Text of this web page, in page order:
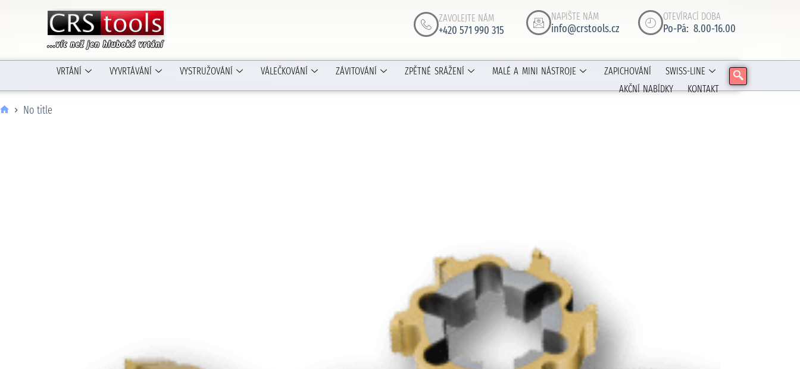
ZAVOLEJTE NÁM
+420 571 990 315
NAPIŠTE NÁM
info@crstools.cz
OTEVÍRACÍ DOBA
Po-Pá: 8.00-16.00
VRTÁNÍ VYVRTÁVÁNÍ VYSTRUŽOVÁNÍ VÁLEČKOVÁNÍ ZÁVITOVÁNÍ ZPĚTNÉ SRÁŽENÍ MALÉ A MINI NÁSTROJE ZAPICHOVÁNÍ
SWISS-LINE
AKČNÍ NABÍDKY
KONTAKT
No title